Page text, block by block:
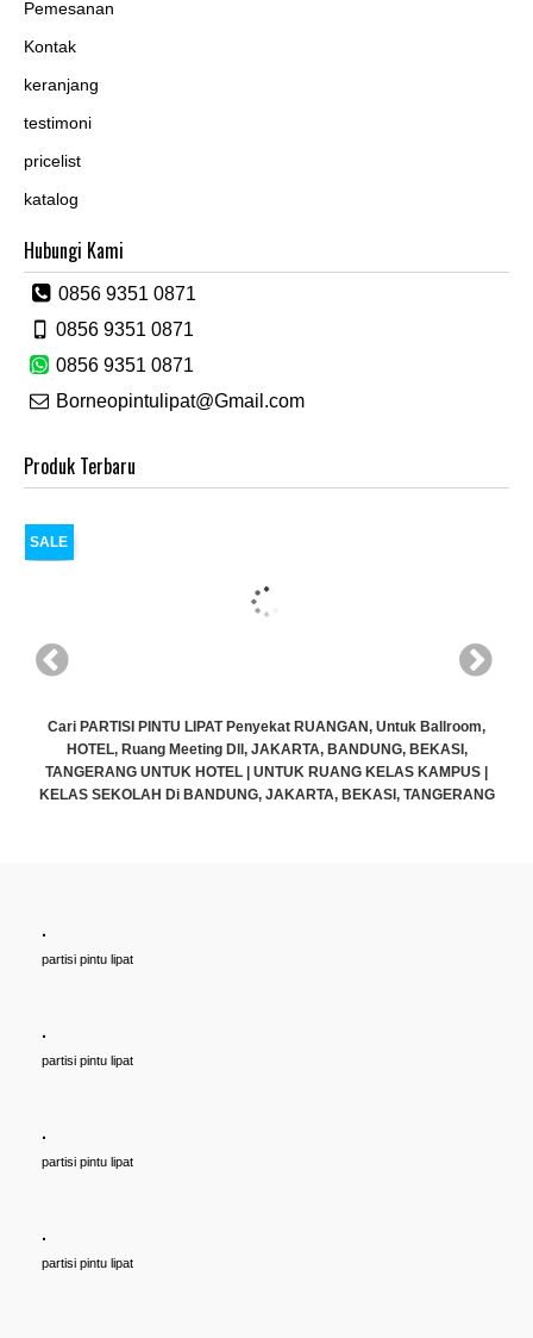
Pemesanan
Kontak
keranjang
testimoni
pricelist
katalog
Hubungi Kami
0856 9351 0871
0856 9351 0871
0856 9351 0871
Borneopintulipat@Gmail.com
Produk Terbaru
SALE
Cari PARTISI PINTU LIPAT Penyekat RUANGAN, Untuk Ballroom,
HOTEL, Ruang Meeting Dll, JAKARTA, BANDUNG, BEKASI,
TANGERANG UNTUK HOTEL | UNTUK RUANG KELAS KAMPUS |
KELAS SEKOLAH Di BANDUNG, JAKARTA, BEKASI, TANGERANG
.
partisi pintu lipat
.
partisi pintu lipat
.
partisi pintu lipat
.
partisi pintu lipat